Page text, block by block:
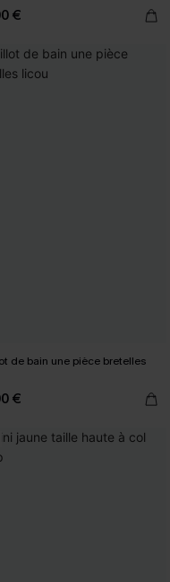
€
de bain une pièce bretelles
€